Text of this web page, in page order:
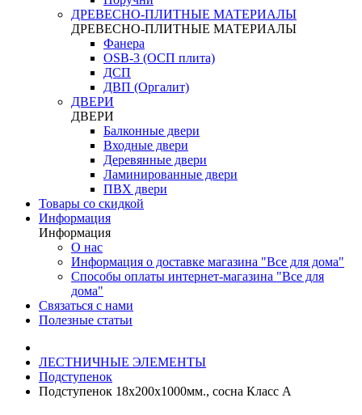
ДРЕВЕСНО-ПЛИТНЫЕ МАТЕРИАЛЫ
ДРЕВЕСНО-ПЛИТНЫЕ МАТЕРИАЛЫ
Фанера
OSB-3 (ОСП плита)
ДСП
ДВП (Оргалит)
ДВЕРИ
ДВЕРИ
Балконные двери
Входные двери
Деревянные двери
Ламинированные двери
ПВХ двери
Товары со скидкой
Информация
Информация
О нас
Информация о доставке магазина "Все для дома"
Способы оплаты интернет-магазина "Все для
дома"
Связаться с нами
Полезные статьи
ЛЕСТНИЧНЫЕ ЭЛЕМЕНТЫ
Подступенок
Подступенок 18х200х1000мм., сосна Класс А